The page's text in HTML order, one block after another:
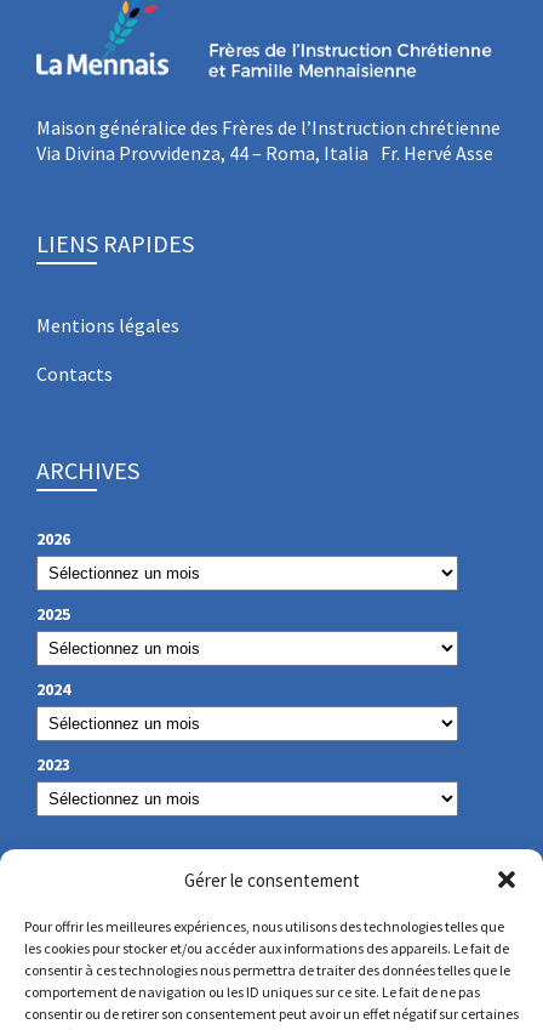
Gérer le consentement
Pour offrir les meilleures expériences, nous utilisons des technologies telles que
les cookies pour stocker et/ou accéder aux informations des appareils. Le fait de
consentir à ces technologies nous permettra de traiter des données telles que le
comportement de navigation ou les ID uniques sur ce site. Le fait de ne pas
consentir ou de retirer son consentement peut avoir un effet négatif sur certaines
Maison généralice des Frères de l’Instruction chrétienne
Via Divina Provvidenza, 44 – Roma, Italia Fr. Hervé Asse
LIENS RAPIDES
Mentions légales
Contacts
ARCHIVES
2026
2025
2024
2023
NOS COORDONNÉES
secretariat@lamennais.org
protectionenfance@lamennais.org